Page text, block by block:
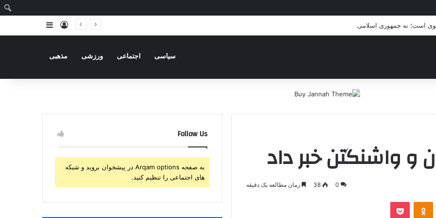
است؛ نه جمهوری اسلامی ورودسایدبار
سیاسی اجتماعی ورزشی مذهبی
و واشنگتن خبر داد
0
38 زمان مطالعه یک دقیقه
Odnoklassniki
پاکت
Follow Us
به صفحه Arqam options در پیشخوان بروید و شبکه
های اجتماعی را تنظیم کنید.